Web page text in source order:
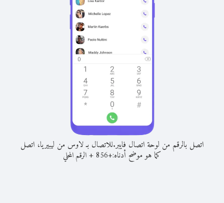
اتصل بالرقم من لوحة اتصال فايبر.للاتصال بـ لاوس من ليبيريا، اتصل
كما هو موضح أدناه:+
856
+الرقم المحلي